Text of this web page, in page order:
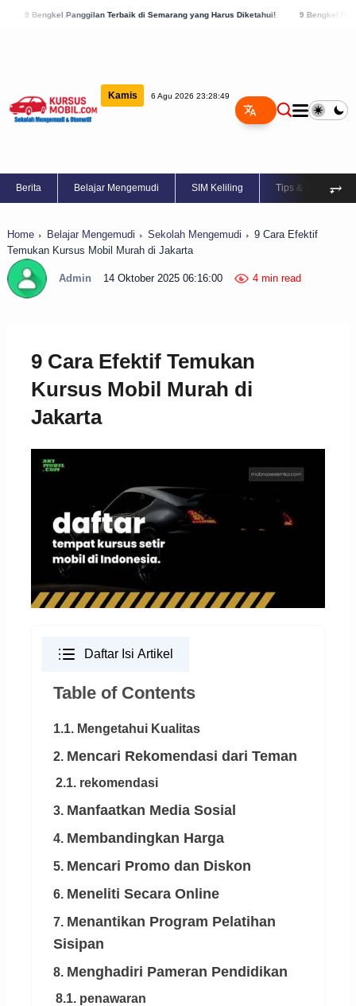
Terbaik di Semarang yang Harus Diketahui! 9 Bengkel Panggilan Terbaik
Kamis 6 Agu 2026 23:28:49
Berita Belajar Mengemudi SIM Keliling Tips & Trik ⥅
Home Belajar Mengemudi Sekolah Mengemudi
9 Cara Efektif
Temukan Kursus Mobil Murah di Jakarta
Admin 14 Oktober 2025 06:16:00 4 min read
9 Cara Efektif Temukan
Kursus Mobil Murah di
Jakarta
Daftar Isi Artikel
Table of Contents
1.1. Mengetahui Kualitas
2. Mencari Rekomendasi dari Teman
2.1. rekomendasi
3. Manfaatkan Media Sosial
4. Membandingkan Harga
5. Mencari Promo dan Diskon
6. Meneliti Secara Online
7. Menantikan Program Pelatihan
Sisipan
8. Menghadiri Pameran Pendidikan
8.1. penawaran